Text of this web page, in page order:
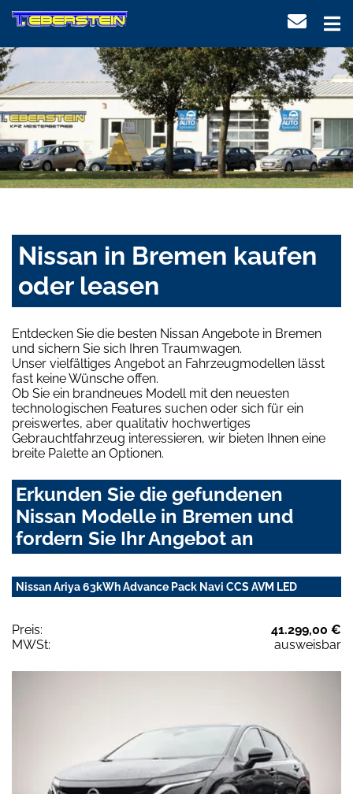
Nissan in Bremen kaufen
oder leasen
Entdecken Sie die besten Nissan Angebote in Bremen
und sichern Sie sich Ihren Traumwagen.
Unser vielfältiges Angebot an Fahrzeugmodellen lässt
fast keine Wünsche offen.
Ob Sie ein brandneues Modell mit den neuesten
technologischen Features suchen oder sich für ein
preiswertes, aber qualitativ hochwertiges
Gebrauchtfahrzeug interessieren, wir bieten Ihnen eine
breite Palette an Optionen.
Erkunden Sie die gefundenen
Nissan Modelle in Bremen und
fordern Sie Ihr Angebot an
Nissan Ariya 63kWh Advance Pack Navi CCS AVM LED
Preis:
41.299,00 €
MWSt:
ausweisbar